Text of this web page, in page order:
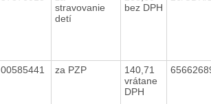
stravovanie
detí
bez DPH
00585441 za PZP
140,71
vrátane
DPH